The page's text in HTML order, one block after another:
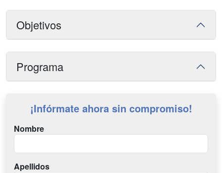
Objetivos
Programa
¡Infórmate ahora sin compromiso!
Nombre
Apellidos